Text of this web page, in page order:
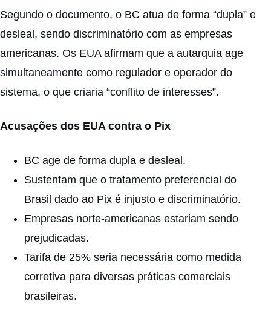
Segundo o documento, o BC atua de forma “dupla” e
desleal, sendo discriminatório com as empresas
americanas. Os EUA afirmam que a autarquia age
simultaneamente como regulador e operador do
sistema, o que criaria “conflito de interesses”.
Acusações dos EUA contra o Pix
BC age de forma dupla e desleal.
Sustentam que o tratamento preferencial do
Brasil dado ao Pix é injusto e discriminatório.
Empresas norte-americanas estariam sendo
prejudicadas.
Tarifa de 25% seria necessária como medida
corretiva para diversas práticas comerciais
brasileiras.